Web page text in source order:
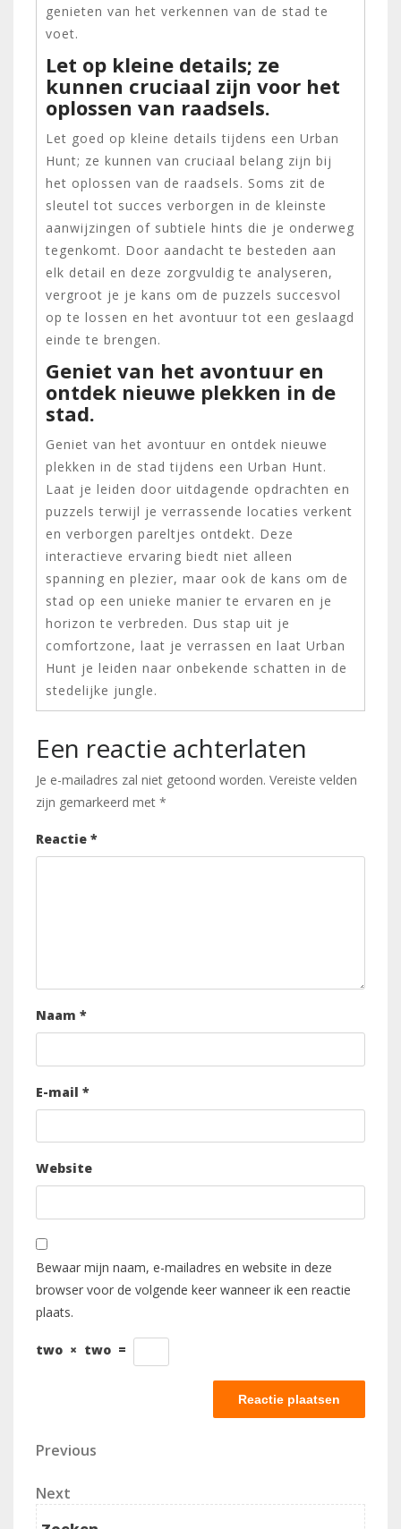
genieten van het verkennen van de stad te
voet.
Let op kleine details; ze
kunnen cruciaal zijn voor het
oplossen van raadsels.
Let goed op kleine details tijdens een Urban
Hunt; ze kunnen van cruciaal belang zijn bij
het oplossen van de raadsels. Soms zit de
sleutel tot succes verborgen in de kleinste
aanwijzingen of subtiele hints die je onderweg
tegenkomt. Door aandacht te besteden aan
elk detail en deze zorgvuldig te analyseren,
vergroot je je kans om de puzzels succesvol
op te lossen en het avontuur tot een geslaagd
einde te brengen.
Geniet van het avontuur en
ontdek nieuwe plekken in de
stad.
Geniet van het avontuur en ontdek nieuwe
plekken in de stad tijdens een Urban Hunt.
Laat je leiden door uitdagende opdrachten en
puzzels terwijl je verrassende locaties verkent
en verborgen pareltjes ontdekt. Deze
interactieve ervaring biedt niet alleen
spanning en plezier, maar ook de kans om de
stad op een unieke manier te ervaren en je
horizon te verbreden. Dus stap uit je
comfortzone, laat je verrassen en laat Urban
Hunt je leiden naar onbekende schatten in de
stedelijke jungle.
Een reactie achterlaten
Je e-mailadres zal niet getoond worden. Vereiste velden
zijn gemarkeerd met *
Reactie *
Naam *
E-mail *
Website
Bewaar mijn naam, e-mailadres en website in deze
browser voor de volgende keer wanneer ik een reactie
plaats.
two × two =
Berichtnavigatie
Previous
Previous
Next
Post
Next